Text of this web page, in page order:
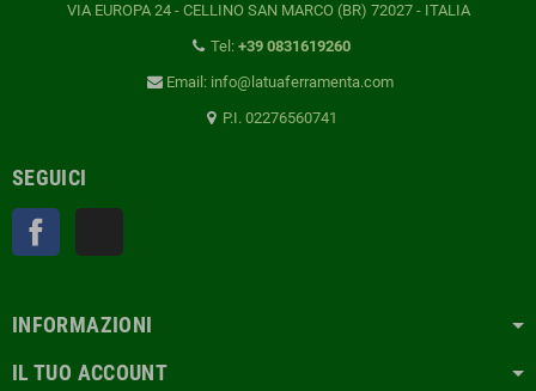
VIA EUROPA 24 - CELLINO SAN MARCO (BR) 72027 - ITALIA
Tel: +39 0831619260
Email: info@latuaferramenta.com
P.I. 02276560741
SEGUICI
INFORMAZIONI
IL TUO ACCOUNT